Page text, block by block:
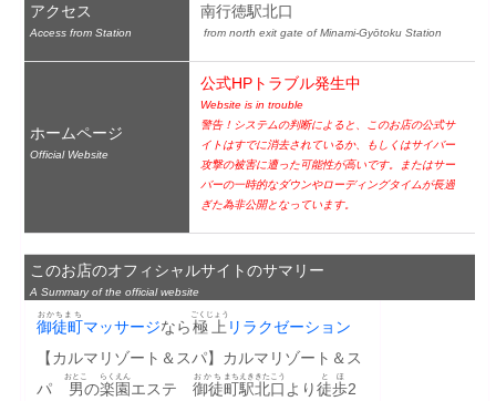
アクセス
Access from Station
南行徳駅北口
from north exit gate of Minami-Gyōtoku Station
ホームページ
Official Website
公式HPトラブル発生中
Website is in trouble
警告！システムの判断によると、このお店の公式サ
イトはすでに消去されているか、もしくはサイバー
攻撃の被害に遭った可能性が高いです。またはサー
バーの一時的なダウンやローディングタイムが長過
ぎた為非公開となっています。
このお店のオフィシャルサイトのサマリー
A Summary of the official website
御徒町
おかちまち
マッサージなら極上
ごくじょう
リラクゼーション
【カルマリゾート＆スパ】カルマリゾート＆ス
パ
男
おとこ
の楽園
らくえん
エステ 御徒
おかち
町
まち
駅北
えききた
口
こう
より徒歩
とほ
2